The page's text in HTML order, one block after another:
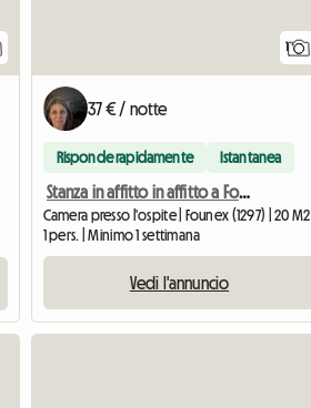
1
37 € / notte
Risponde rapidamente Istantanea
Stanza in affitto in affitto a Founex
Camera presso l'ospite | Founex (1297) | 20 M2
1 pers. | Minimo 1 settimana
Vedi l'annuncio